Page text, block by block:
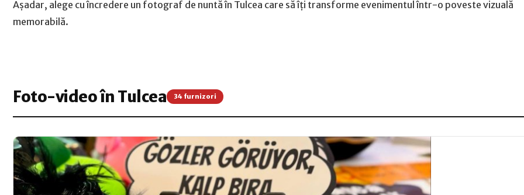
Așadar, alege cu încredere un fotograf de nuntă în Tulcea care să îți transforme evenimentul într-o poveste vizuală
memorabilă.
Foto-video în Tulcea 34 furnizori